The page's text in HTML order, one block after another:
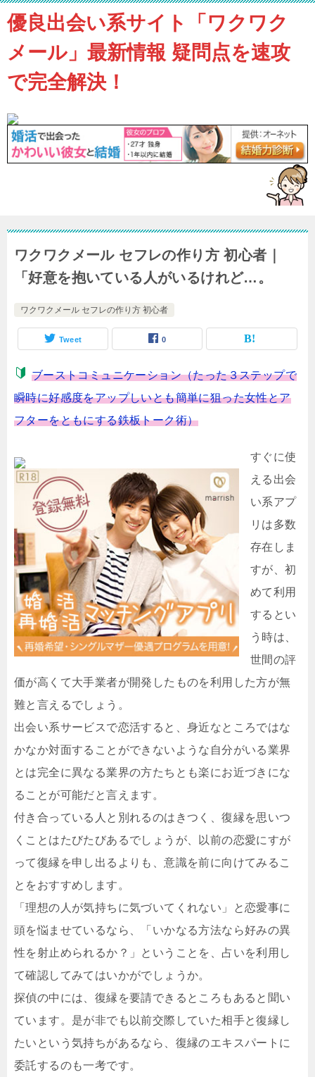
優良出会い系サイト「ワクワク
メール」最新情報 疑問点を速攻
で完全解決！
ワクワクメール セフレの作り方 初心者｜
「好意を抱いている人がいるけれど…。
ワクワクメール セフレの作り方 初心者
Tweet 0
ブーストコミュニケーション（たった３ステップで
瞬時に好感度をアップしいとも簡単に狙った女性とア
フターをともにする鉄板トーク術）
すぐに使
える出会
い系アプ
リは多数
存在しま
すが、初
めて利用
するとい
う時は、
世間の評
価が高くて大手業者が開発したものを利用した方が無
難と言えるでしょう。
出会い系サービスで恋活すると、身近なところではな
かなか対面することができないような自分がいる業界
とは完全に異なる業界の方たちとも楽にお近づきにな
ることが可能だと言えます。
付き合っている人と別れるのはきつく、復縁を思いつ
くことはたびたびあるでしょうが、以前の恋愛にすが
って復縁を申し出るよりも、意識を前に向けてみるこ
とをおすすめします。
「理想の人が気持ちに気づいてくれない」と恋愛事に
頭を悩ませているなら、「いかなる方法なら好みの異
性を射止められるか？」ということを、占いを利用し
て確認してみてはいかがでしょうか。
探偵の中には、復縁を要請できるところもあると聞い
ています。是が非でも以前交際していた相手と復縁し
たいという気持ちがあるなら、復縁のエキスパートに
委託するのも一考です。